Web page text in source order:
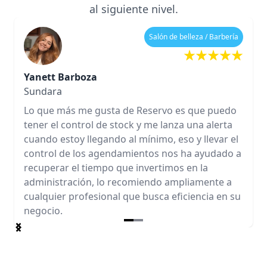
al siguiente nivel.
Salón de belleza / Barbería
Yanett Barboza
Sundara
Lo que más me gusta de Reservo es que puedo
tener el control de stock y me lanza una alerta
cuando estoy llegando al mínimo, eso y llevar el
control de los agendamientos nos ha ayudado a
recuperar el tiempo que invertimos en la
administración, lo recomiendo ampliamente a
cualquier profesional que busca eficiencia en su
negocio.
Item